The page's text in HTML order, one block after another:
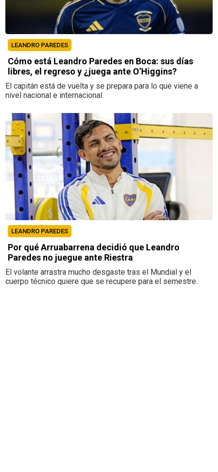
LEANDRO PAREDES
Cómo está Leandro Paredes en Boca: sus días
libres, el regreso y ¿juega ante O’Higgins?
El capitán está de vuelta y se prepara para lo que viene a
nivel nacional e internacional.
LEANDRO PAREDES
Por qué Arruabarrena decidió que Leandro
Paredes no juegue ante Riestra
El volante arrastra mucho desgaste tras el Mundial y el
cuerpo técnico quiere que se recupere para el semestre.